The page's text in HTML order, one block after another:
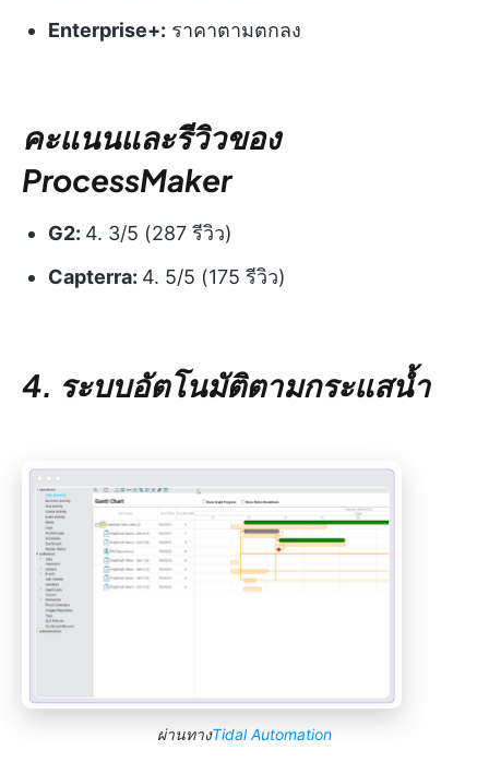
Enterprise+: ราคาตามตกลง
คะแนนและรีวิวของ
ProcessMaker
G2: 4. 3/5 (287 รีวิว)
Capterra: 4. 5/5 (‎175 รีวิว)
4. ระบบอัตโนมัติตามกระแสน้ำ
ผ่านทางTidal Automation